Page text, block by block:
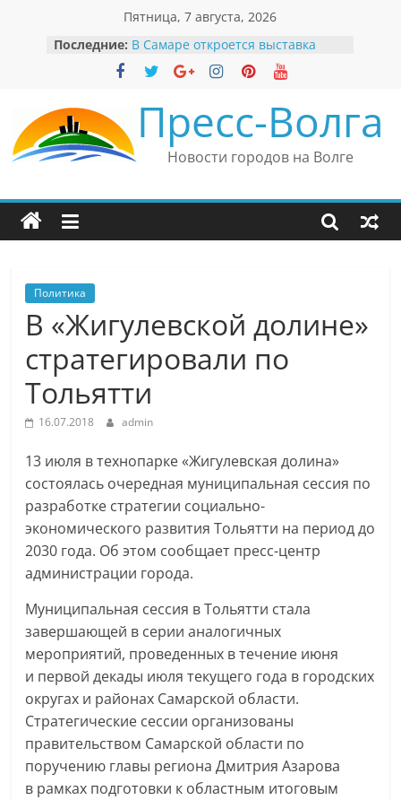
содержимому
Пятница, 7 августа, 2026
Последние: В Самаре откроется выставка
невероятных рекордов и фактов
«Веришь или нет»
Вячеслав Моше Кантор –
президент Европейского
еврейского конгресса
Вячеслав Моше Кантор считает
причиной низкого уровня
Ильдар Узбеков отметил крепкие
Пресс-Волга
Новости городов на Волге
Политика
В «Жигулевской долине»
стратегировали по
Тольятти
16.07.2018 admin
13 июля в технопарке «Жигулевская долина»
состоялась очередная муниципальная сессия по
разработке стратегии социально-
экономического развития Тольятти на период до
2030 года. Об этом сообщает пресс-центр
администрации города.
Муниципальная сессия в Тольятти стала
завершающей в серии аналогичных
мероприятий, проведенных в течение июня
и первой декады июля текущего года в городских
округах и районах Самарской области.
Стратегические сессии организованы
правительством Самарской области по
поручению главы региона Дмитрия Азарова
в рамках подготовки к областным итоговым